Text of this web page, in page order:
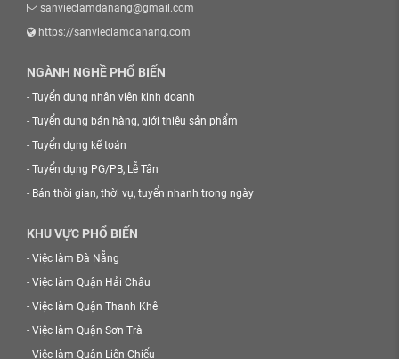
sanvieclamdanang@gmail.com
https://sanvieclamdanang.com
NGÀNH NGHỀ PHỔ BIẾN
- Tuyển dụng nhân viên kinh doanh
- Tuyển dụng bán hàng, giới thiệu sản phẩm
- Tuyển dụng kế toán
- Tuyển dụng PG/PB, Lễ Tân
- Bán thời gian, thời vụ, tuyển nhanh trong ngày
KHU VỰC PHỔ BIẾN
- Việc làm Đà Nẵng
- Việc làm Quận Hải Châu
- Việc làm Quận Thanh Khê
- Việc làm Quận Sơn Trà
- Việc làm Quận Liên Chiểu